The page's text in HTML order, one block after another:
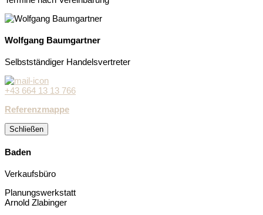
Wolfgang Baumgartner
Selbstständiger Handelsvertreter
+43 664 13 13 766
Referenzmappe
Schließen
Baden
Verkaufsbüro
Planungswerkstatt
Arnold Zlabinger